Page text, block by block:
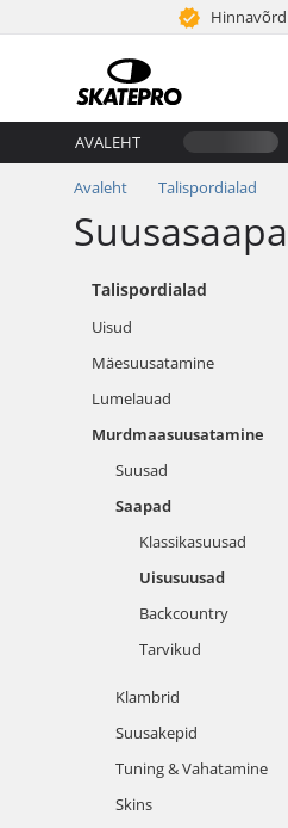
AVALEHT
Avaleht Talispordialad
Talispordialad
Uisud
Mäesuusatamine
Lumelauad
Murdmaasuusatamine
Suusad
Saapad
Klassikasuusad
Uisusuusad
Backcountry
Tarvikud
Klambrid
Suusakepid
Tuning & Vahatamine
Skins